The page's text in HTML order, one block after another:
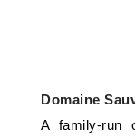
Domaine
A family-run